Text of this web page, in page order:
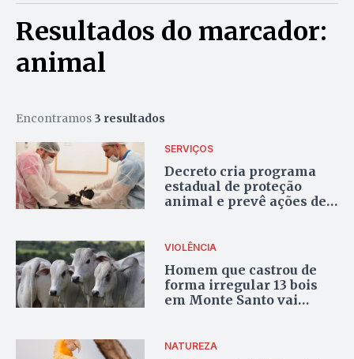
Resultados do marcador:
animal
Encontramos 3 resultados
SERVIÇOS
Decreto cria programa
estadual de proteção
animal e prevê ações de
VIOLÊNCIA
Homem que castrou de
forma irregular 13 bois
em Monte Santo vai
NATUREZA